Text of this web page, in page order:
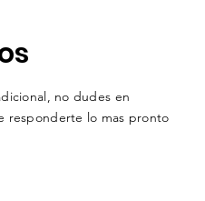
no dudes en
responderte lo mas pronto